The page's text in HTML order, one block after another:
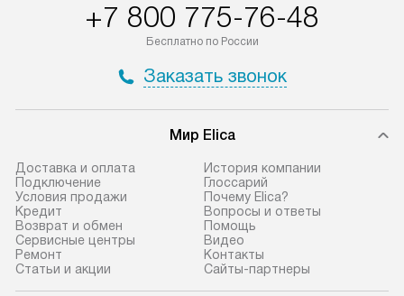
+7 800 775-76-48
Бесплатно по России
Заказать звонок
Мир Elica
Доставка и оплата
Подключение
Условия продажи
Кредит
Возврат и обмен
Сервисные центры
Ремонт
Статьи и акции
История компании
Глоссарий
Почему Elica?
Вопросы и ответы
Помощь
Видео
Контакты
Сайты-партнеры